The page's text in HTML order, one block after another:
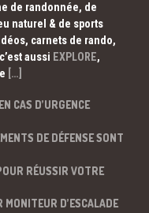
de randonnée, de
naturel & de sports
carnets de rando,
aussi EXPLORE,
[…]
CAS D’URGENCE
DE DÉFENSE SONT
RÉUSSIR VOTRE
D’ESCALADE